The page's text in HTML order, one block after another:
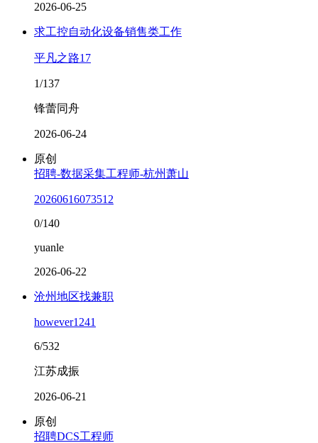
2026-06-25
求工控自动化设备销售类工作
平凡之路17
1/137
锋蕾同舟
2026-06-24
原创
招聘-数据采集工程师-杭州萧山
20260616073512
0/140
yuanle
2026-06-22
沧州地区找兼职
however1241
6/532
江苏成振
2026-06-21
原创
招聘DCS工程师